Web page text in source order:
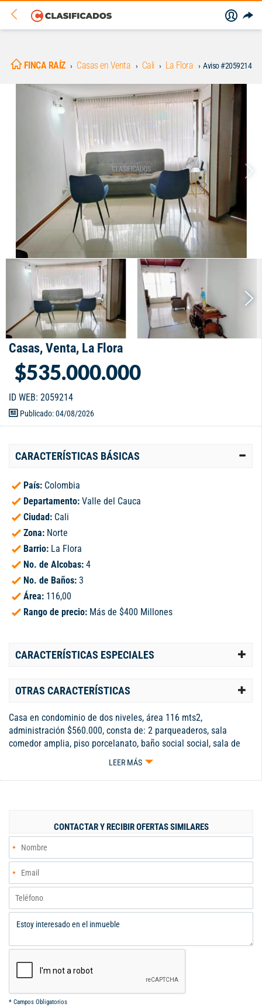
FINCA RAÍZ Casas en Venta Cali La Flora Aviso #2059214
Casas, Venta, La Flora
$535.000.000
ID WEB: 2059214
Publicado: 04/08/2026
CARACTERÍSTICAS BÁSICAS
País: Colombia
Departamento: Valle del Cauca
Ciudad: Cali
Zona: Norte
Barrio: La Flora
No. de Alcobas: 4
No. de Baños: 3
Área: 116,00
Rango de precio: Más de $400 Millones
CARACTERÍSTICAS ESPECIALES
OTRAS CARACTERÍSTICAS
Casa en condominio de dos niveles, área 116 mts2,
administración $560.000, consta de: 2 parqueaderos, sala
comedor amplia, piso porcelanato, baño social social, sala de
televisión amplio, cocina integral cerrada, alacena, alcoba de
2da planta hall de alcobas, 4 habitaciones la principal con baño
juegos infantiles, portería permanente y la casa no tiene deuda.
LEER MÁS
CONTACTAR Y RECIBIR OFERTAS SIMILARES
* Campos Obligatorios